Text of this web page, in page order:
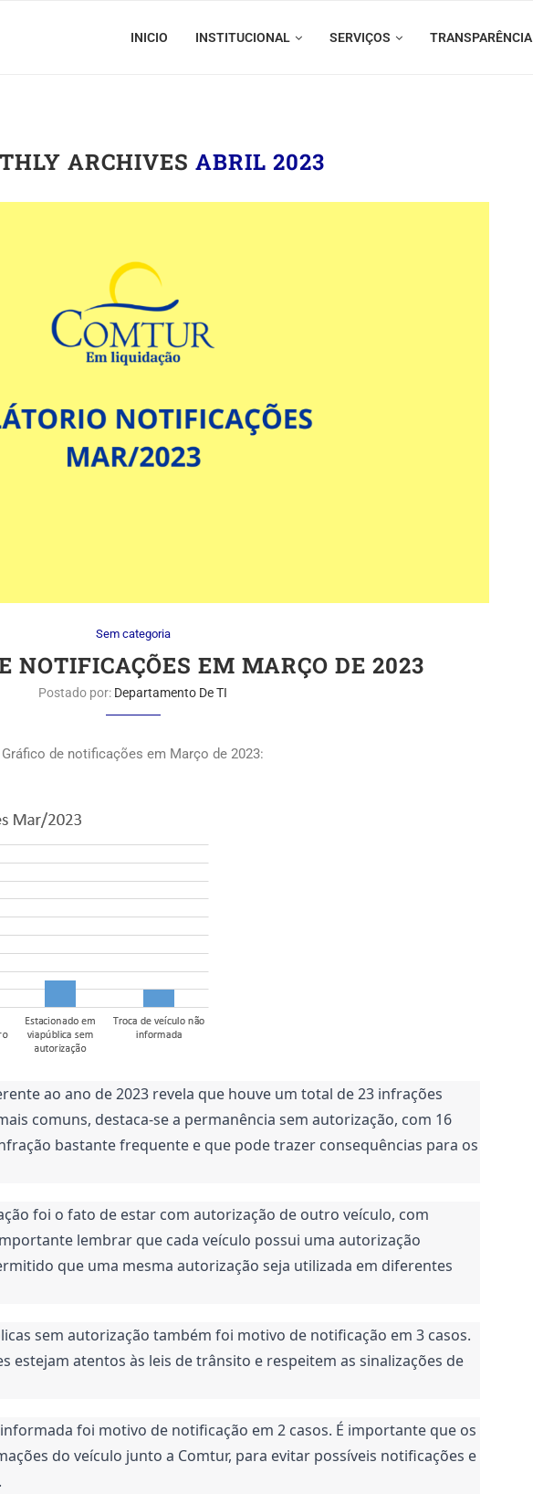
INICIO INSTITUCIONAL SERVIÇOS TRANSPARÊNCIA
ARCHIVES ABRIL 2023
Sem categoria
NOTIFICAÇÕES EM MARÇO DE 2023
Postado por: Departamento De TI
Gráfico de notificações em Março de 2023:
ao ano de 2023 revela que houve um total de 23 infrações
comuns, destaca-se a permanência sem autorização, com 16
bastante frequente e que pode trazer consequências para os
foi o fato de estar com autorização de outro veículo, com
lembrar que cada veículo possui uma autorização
que uma mesma autorização seja utilizada em diferentes
sem autorização também foi motivo de notificação em 3 casos.
estejam atentos às leis de trânsito e respeitem as sinalizações de
foi motivo de notificação em 2 casos. É importante que os
do veículo junto a Comtur, para evitar possíveis notificações e